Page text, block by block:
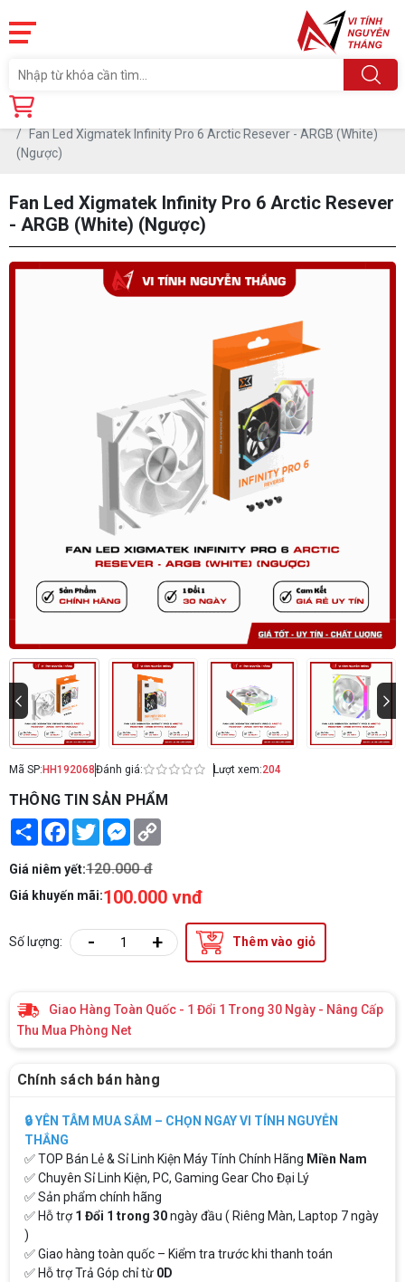
Trang chủ
Fan Led Xigmatek Infinity Pro 6 Arctic Resever - ARGB (White)
(Ngược)
Fan Led Xigmatek Infinity Pro 6 Arctic Resever
- ARGB (White) (Ngược)
Mã SP: HH192068Đánh giá: Lượt xem:204
THÔNG TIN SẢN PHẨM
Share Facebook
TwitterMessenger
Giá niêm yết:120.000 đ
Giá khuyến mãi:100.000 vnđ
Số lượng: - + Thêm vào giỏ
Giao Hàng Toàn Quốc - 1 Đổi 1 Trong 30 Ngày - Nâng Cấp
Thu Mua Phòng Net
Chính sách bán hàng
🔒 YÊN TÂM MUA SẮM – CHỌN NGAY VI TÍNH NGUYỄN
THẮNG
✅ TOP Bán Lẻ & Sỉ Linh Kiện Máy Tính Chính Hãng Miền Nam
✅ Chuyên Sỉ Linh Kiện, PC, Gaming Gear Cho Đại Lý
✅ Sản phẩm chính hãng
✅ Hỗ trợ1 Đổi 1 trong 30ngày đầu ( Riêng Màn, Laptop 7 ngày
)
✅ Giao hàng toàn quốc – Kiểm tra trước khi thanh toán
✅ Hỗ trợ Trả Góp chỉ từ 0D